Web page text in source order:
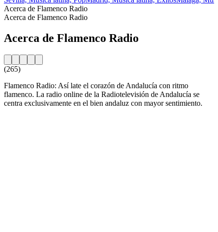
Acerca de Flamenco Radio
Acerca de Flamenco Radio
Acerca de Flamenco Radio
(265)
Flamenco Radio: Así late el corazón de Andalucía con ritmo
flamenco. La radio online de la Radiotelevisión de Andalucía se
centra exclusivamente en el bien andaluz con mayor sentimiento.